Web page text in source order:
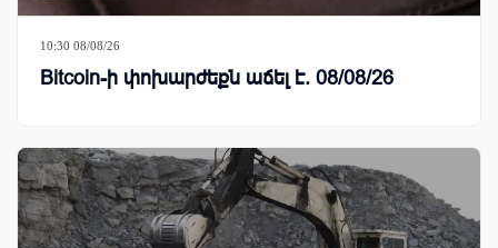
10:30 08/08/26
Bitcoin-ի փոխարժեքն աճել է. 08/08/26